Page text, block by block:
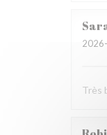
Très